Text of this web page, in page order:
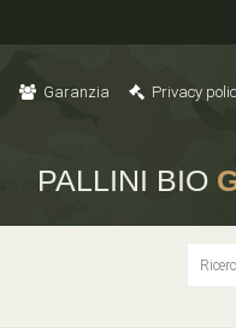
Garanzia Privacy
PALLINI BIO